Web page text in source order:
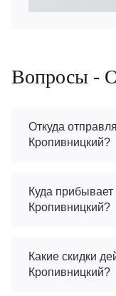
Вопросы -
Откуда
Кропивницкий?
Куда прибывает
Кропивницкий?
Какие скидки
Кропивницкий?